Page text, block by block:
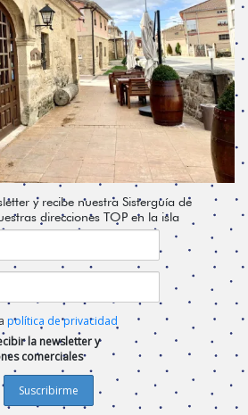
y recibe nuestra Sisterguía de
direcciones TOP en la isla
política de privacidad
la newsletter y
comerciales